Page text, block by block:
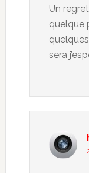
Un
quelque
sera